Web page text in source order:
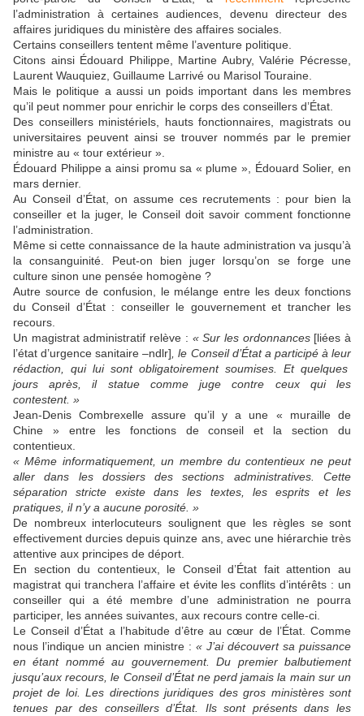
l’administration à certaines audiences, devenu directeur des
affaires juridiques du ministère des affaires sociales
Certains conseillers tentent même l’aventure politique.
Citons ainsi Édouard Philippe, Martine Aubry, Valérie Pécresse,
Laurent Wauquiez, Guillaume Larrivé ou Marisol Touraine.
Mais le politique a aussi un poids important dans les membres
qu’il peut nommer pour enrichir le corps des conseillers d’État
Des conseillers ministériels, hauts fonctionnaires, magistrats ou
universitaires peuvent ainsi se trouver nommés par le premier
ministre au « tour extérieur ».
Édouard Philippe a ainsi promu sa « plume » Édouard Solier, en
mars dernier.
Au Conseil d’État, on assume ces recrutements : pour bien la
conseiller et la juger, le Conseil doit savoir comment fonctionne
l’administration.
Même si cette connaissance de la haute administration va jusqu’à
la consanguinité. Peut-on bien juger lorsqu’on se forge une
culture sinon une pensée homogène ?
Autre source de confusion, le mélange entre lesdeux fonctions
du Conseil d’État : conseiller le gouvernement et trancher les
recours
Un magistratadministratif relève : «Sur les ordonnances [liées à
l’état d’urgence sanitaire –ndlr] , le Conseil d’Étata participé à leur
rédaction, qui lui sont obligatoirement soumises
Et quelques
jours après, il statue comme jugecontre ceux qui les
contestent. »
Jean-Denis Combrexelleassure qu’il y a une « muraille de
Chine » entre les fonctions de conseilet la section du
contentieux.
«Même informatiquement, un membre du contentieux ne peut
aller dans les dossiers des sections administratives. Cette
séparation stricte existe dans les textes, les esprits et les
pratiques, il n’y a aucune porosité. »
De nombreux interlocuteurs soulignent que les règles se sont
effectivement durciesdepuisquinze ans, avec une hiérarchie très
attentive aux principes de déport
En section du contentieux, le Conseil d’État fait attention au
magistrat qui tranchera l’affaire et évite lesconflits d’intérêts : un
conseiller qui a été membre d’une administration ne pourra
participer, les années suivantes, aux recours contre celle-ci.
Le Conseil d’État a l’habitude d’être aucœur de l’État. Comme
nous l’indique un ancien ministre : « J’ai découvert sa puissance
en étant nommé au gouvernement. Du premier balbutiement
jusqu’aux recours, le Conseil d’État ne perd jamais la main sur un
projet de loi. Les directions juridiques des gros ministères sont
tenues par des conseillers d’État. Ils sont présents dans les